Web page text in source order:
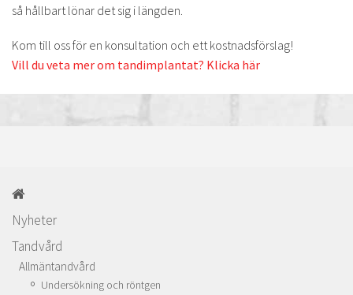
så hållbart lönar det sig i längden.
Kom till oss för en konsultation och ett kostnadsförslag!
Vill du veta mer om tandimplantat? Klicka här
Nyheter
Tandvård
Allmäntandvård
Undersökning och röntgen